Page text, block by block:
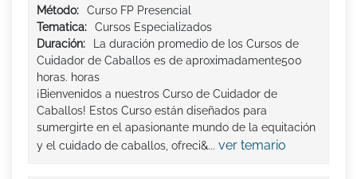
Método:
Curso FP Presencial
Tematica:
Cursos Especializados
Duración:
La duración promedio de los Cursos de
Cuidador de Caballos es de aproximadamente500
horas. horas
¡Bienvenidos a nuestros Curso de Cuidador de
Caballos! Estos Curso están diseñados para
sumergirte en el apasionante mundo de la equitación
y el cuidado de caballos, ofreci&... ver temario